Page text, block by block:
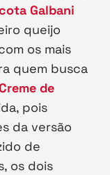
Galbani
queijo
os mais
quem busca
Creme de
pois
da versão
de
os dois